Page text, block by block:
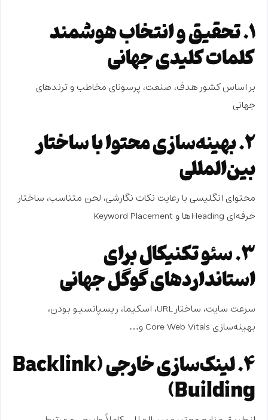
۱. تحقیق و انتخاب هوشمند
کلمات کلیدی جهانی
بر اساس کشور هدف، صنعت، پرسونای مخاطب و ترندهای
جهانی
۲. بهینه‌سازی محتوا با ساختار
بین‌المللی
محتوای انگلیسی با رعایت نکات نگارشی، لحن متناسب، ساختار
حرفه‌ای Headingها و Keyword Placement
۳. سئو تکنیکال برای
استانداردهای گوگل جهانی
سرعت سایت، ساختار URL، اسکیما، ریسپانسیو بودن،
بهینه‌سازی Core Web Vitals و…
4. لینک‌سازی خارجی (Backlink
Building)